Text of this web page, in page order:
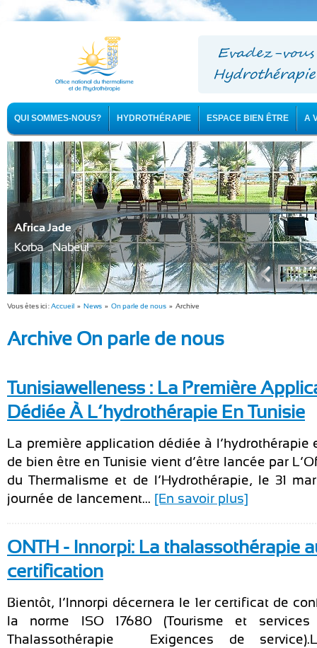
QUI SOMMES-NOUS? HYDROTHÉRAPIE ESPACE BIEN ÊTRE A
Africa Jade
Korba - Nabeul
Vous êtes ici :Accueil » News » On parle de nous » Archive
Archive On parle de nous
Tunisiawelleness : La Première
Dédiée À L’hydrothérapie En Tunisie
La première application dédiée à l’hydrothérapie
de bien être en Tunisie vient d’être lancée par
du Thermalisme et de l’Hydrothérapie, le 31
journée de lancement... [En savoir plus]
ONTH - Innorpi: La thalassothérapie
certification
Bientôt, l’Innorpi décernera le 1er certificat de
la norme ISO 17680 (Tourisme et services
Thalassothérapie — Exigences de